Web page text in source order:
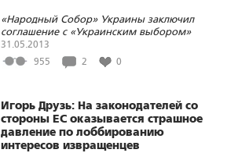
«Народный Собор» Украины заключил
соглашение с «Украинским выбором»
31.05.2013
955
2 0
Игорь Друзь: На законодателей со
стороны ЕС оказывается страшное
давление по лоббированию
интересов извращенцев